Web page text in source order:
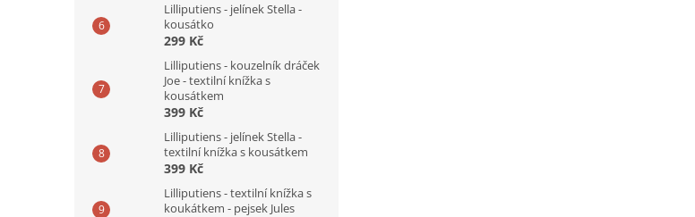
Lilliputiens - jelínek Stella -
kousátko
299 Kč
Lilliputiens - kouzelník dráček
Joe - textilní knížka s
kousátkem
399 Kč
Lilliputiens - jelínek Stella -
textilní knížka s kousátkem
399 Kč
Lilliputiens - textilní knížka s
koukátkem - pejsek Jules